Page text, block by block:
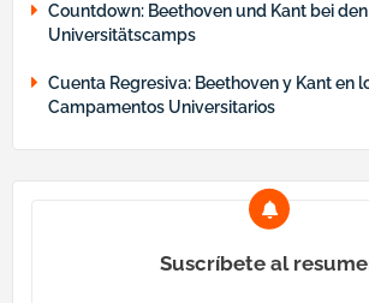
Countdown: Beethoven und Kant bei den
Universitätscamps
Cuenta Regresiva: Beethoven y Kant en
Campamentos Universitarios
Suscríbete al